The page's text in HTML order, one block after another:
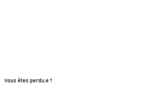
Vous êtes perdu.e ?